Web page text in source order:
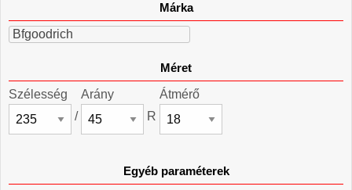
Márka
Bfgoodrich
Méret
Szélesség
/
Arány
R
Átmérő
Egyéb paraméterek